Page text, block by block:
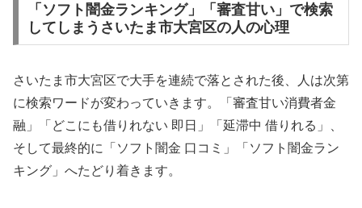
「ソフト闇金ランキング」「審査甘い」で検索
してしまうさいたま市大宮区の人の心理
さいたま市大宮区で大手を連続で落とされた後、人は次第
に検索ワードが変わっていきます。「審査甘い消費者金
融」「どこにも借りれない 即日」「延滞中 借りれる」、
そして最終的に「ソフト闇金 口コミ」「ソフト闇金ラン
キング」へたどり着きます。